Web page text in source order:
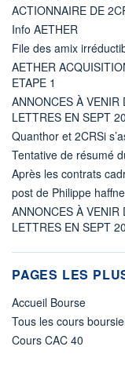
ACTIONNAIRE DE
Info AETHER
File des amix
AETHER
ETAPE 1
ANNONCES À
LETTRES EN SEPT
Quanthor et 2CRSi
Tentative de résumé
Après les contrats
post de Philippe
ANNONCES À
LETTRES EN SEPT
PAGES LES
Accueil Bourse
Tous les cours
Cours CAC 40